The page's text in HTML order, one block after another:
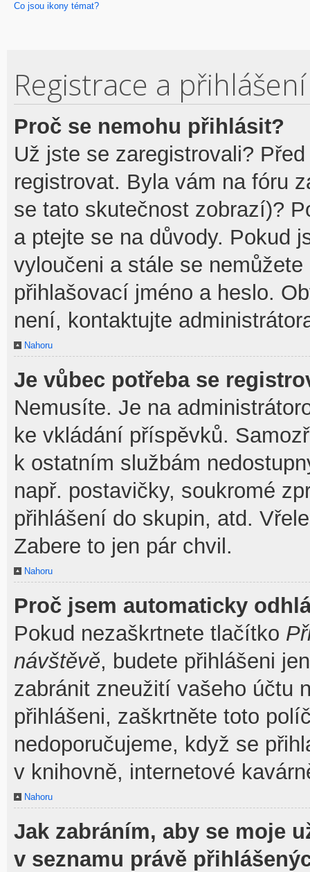
Co jsou ikony témat?
Registrace a přihlášení
Proč se nemohu přihlásit?
Už jste se zaregistrovali?
registrovat. Byla vám na fóru
se tato skutečnost zobrazí)?
a ptejte se na důvody. Pokud
vyloučeni a stále se
přihlašovací jméno a heslo.
není, kontaktujte
Nahoru
Je vůbec potřeba se
Nemusíte. Je na
ke vkládání příspěvků.
k ostatním službám
např. postavičky, soukromé
přihlášení do skupin, atd.
Zabere to jen pár chvil.
Nahoru
Proč jsem automaticky
Pokud nezaškrtnete tlačítko
návštěvě, budete přihlášeni
zabránit zneužití vašeho účtu
přihlášeni, zaškrtněte toto
nedoporučujeme, když se
v knihovně, internetové
Nahoru
Jak zabráním, aby se moje
v seznamu právě